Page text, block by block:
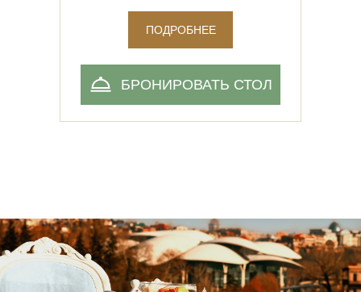
ПОДРОБНЕЕ
БРОНИРОВАТЬ СТОЛ